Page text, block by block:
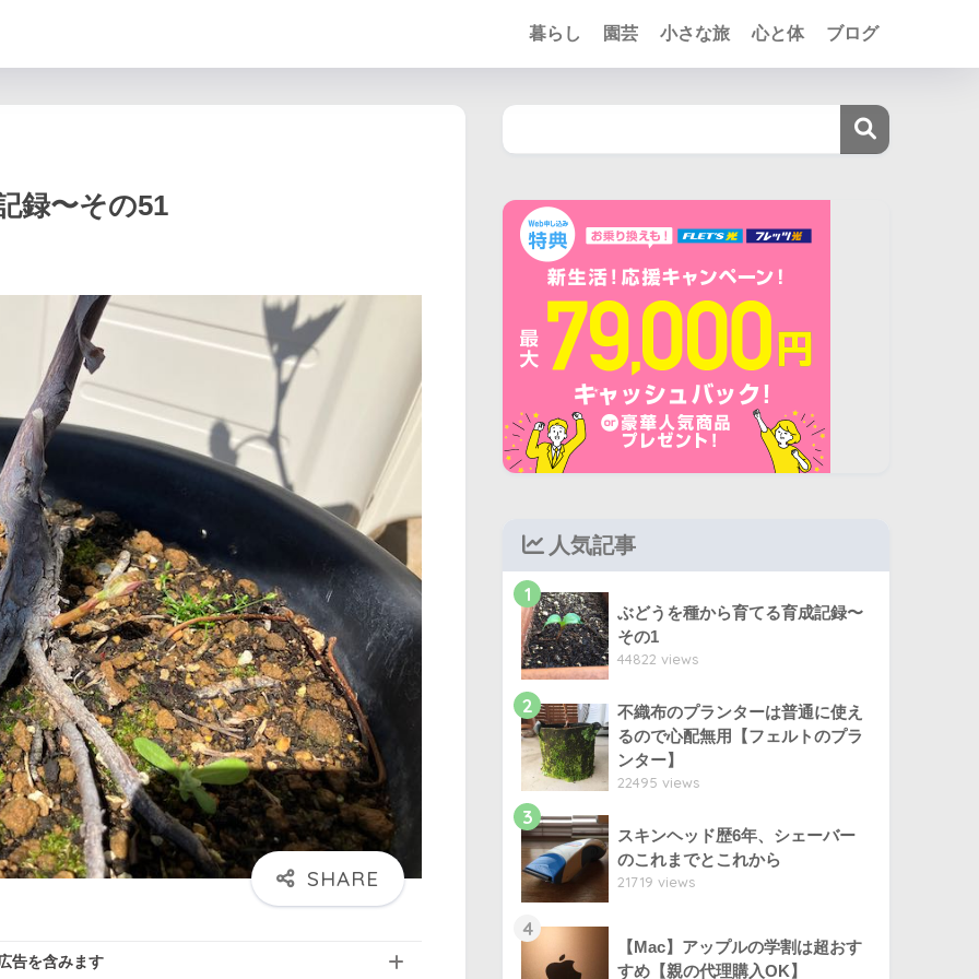
暮らし 園芸 小さな旅 心と体 ブログ
録〜その51
告を含みます
人気記事
1
ぶどうを種から育てる育成記録〜
その1
44822 views
2
不織布のプランターは普通に使え
るので心配無用【フェルトのプラ
ンター】
22495 views
3
スキンヘッド歴6年、シェーバー
のこれまでとこれから
21719 views
4
【Mac】アップルの学割は超おす
すめ【親の代理購入OK】